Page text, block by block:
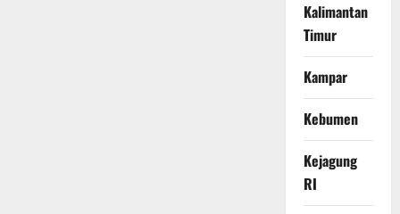
Kalimantan
Timur
Kampar
Kebumen
Kejagung
RI